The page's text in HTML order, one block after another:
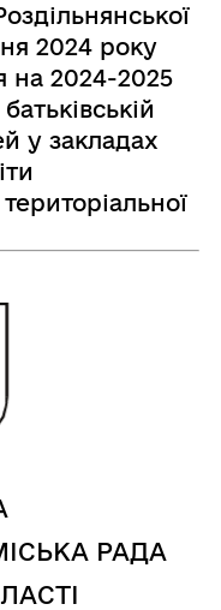
2024 року
на 2024-2025
у закладах
РАДА